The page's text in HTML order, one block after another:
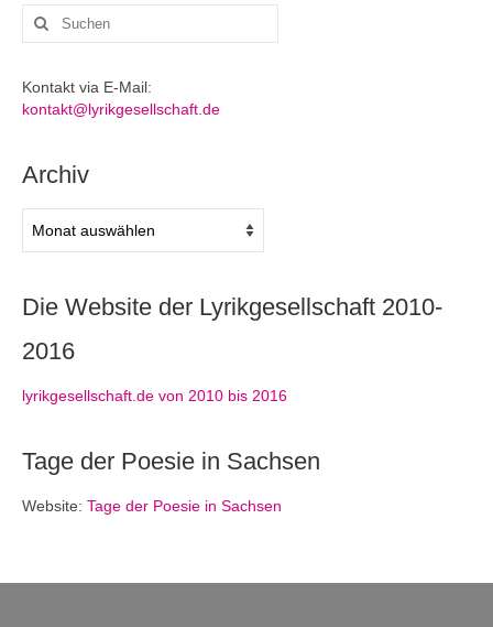
Suchen
nach:
Kontakt via E-Mail:
kontakt@lyrikgesellschaft.de
Archiv
Die Website der Lyrikgesellschaft 2010-
2016
lyrikgesellschaft.de von 2010 bis 2016
Tage der Poesie in Sachsen
Website: Tage der Poesie in Sachsen